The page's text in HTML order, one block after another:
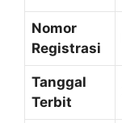
Nomor
Registrasi
Tanggal
Terbit